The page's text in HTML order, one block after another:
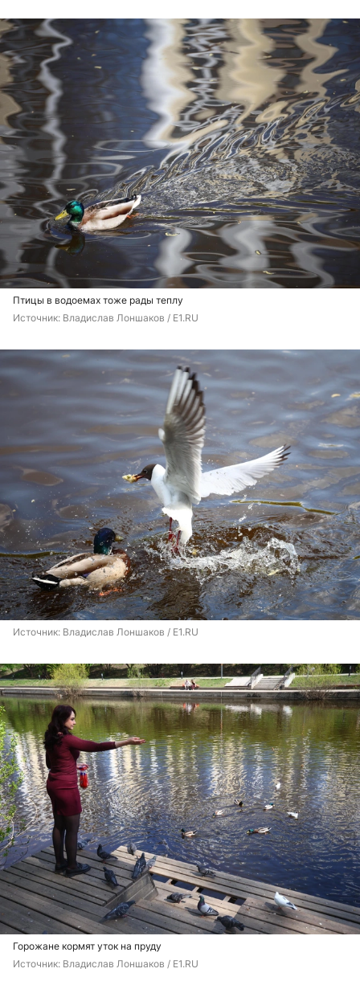
Птицы в водоемах тоже рады теплу
Источник: Владислав Лоншаков / E1.RU
Источник: Владислав Лоншаков / E1.RU
Горожане кормят уток на пруду
Источник: Владислав Лоншаков / E1.RU